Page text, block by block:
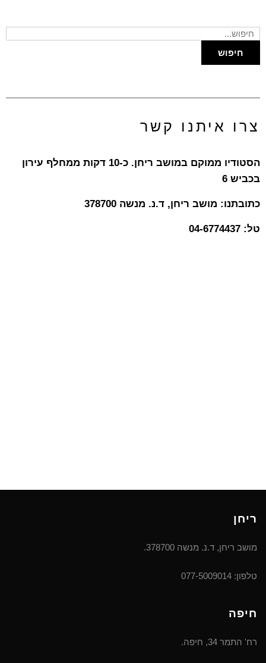
חיפוש
עבור:
חיפוש
צרו איתנו קשר
הסטודיו ממוקם במושב ריחן. כ-10 דקות ממחלף עירון
בכביש 6
כתובתנו: מושב ריחן, ד.נ. מנשה 378700
טל: 04-6774437
ריחן
מושב ריחן, ד.נ. מנשה 378700.
טלפון: 077-5009014
חיפה
רח' התמר 34, חיפה.